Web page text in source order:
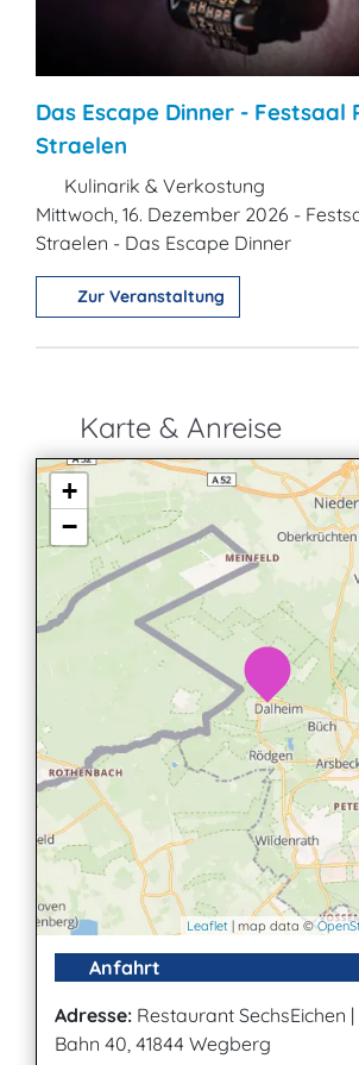
Das Escape Dinner - Festsaal
Straelen
Kulinarik & Verkostung
Mittwoch, 16. Dezember 2026 -
Straelen - Das Escape Dinner
Zur Veranstaltung
Karte & Anreise
+
−
Leaflet | map data ©
Anfahrt
Adresse: Restaurant SechsEichen |
Bahn 40, 41844 Wegberg